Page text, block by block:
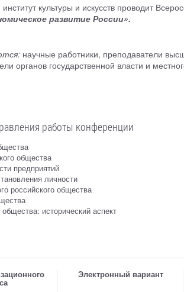
культуры и искусств проводит
развитие России».
научные работники, преподаватели
органов государственной власти и
работы конференции
общества
предприятий
личности
российского общества
исторический аспект
Электронный вариант